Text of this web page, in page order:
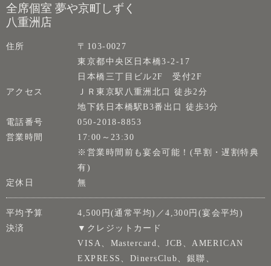
全席個室 夢や京町しずく
八重洲店
住所
〒103-0027
東京都中央区日本橋3-2-17
日本橋三丁目ビル2F 受付2F
アクセス
ＪＲ東京駅八重洲北口 徒歩2分
地下鉄日本橋駅B3番出口 徒歩3分
電話番号
050-2018-8853
営業時間
17:00～23:30
※営業時間前も宴会可能！(早割・遅割特典
有)
定休日
無
平均予算
4,500円(通常平均)／4,300円(宴会平均)
決済
▼クレジットカード
VISA、Mastercard、JCB、AMERICAN
EXPRESS、DinersClub、銀聯、